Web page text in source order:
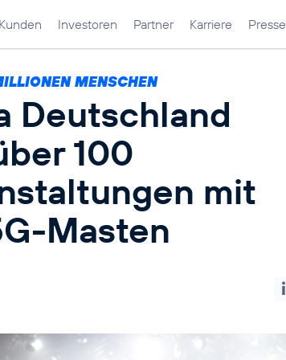
Kunden Investoren Partner Karriere Presse
MENSCHEN
Deutschland
100
mit
Masten